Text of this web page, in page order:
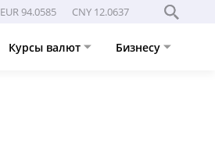
EUR 94.0585 CNY 12.0637
Курсы валют Бизнесу